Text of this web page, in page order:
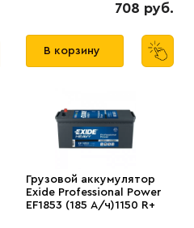
708 руб.
В корзину
Грузовой аккумулятор
Exide Professional Power
EF1853 (185 А/ч)1150 R+